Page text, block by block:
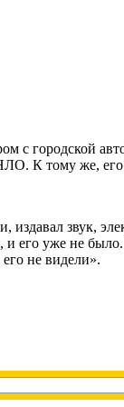
с городской
К тому же,
издавал звук,
его уже не
не видели».